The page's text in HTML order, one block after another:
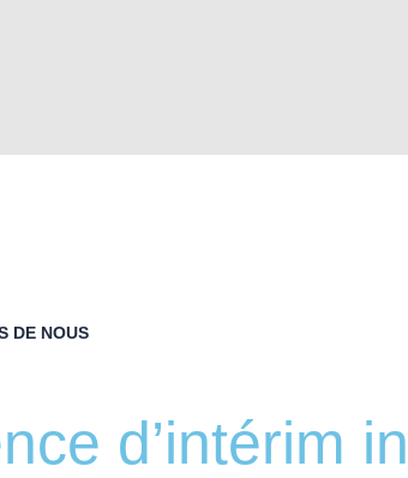
DE NOUS
d’intérim